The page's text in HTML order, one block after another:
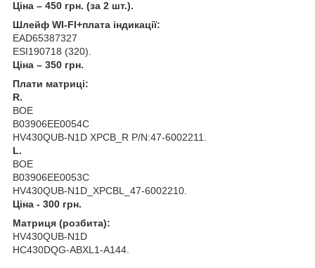
Ціна – 450 грн. (за 2 шт.).
Шлейф WI-FI+плата індикації:
EAD65387327
ESI190718 (320).
Ціна – 350 грн.
Плати матриці:
R.
BOE
B03906EE0054C
HV430QUB-N1D XPCB_R P/N:47-6002211.
L.
BOE
B03906EE0053C
HV430QUB-N1D_XPCBL_47-6002210.
Ціна - 300 грн.
Матриця (розбита):
HV430QUB-N1D
HC430DQG-ABXL1-A144.